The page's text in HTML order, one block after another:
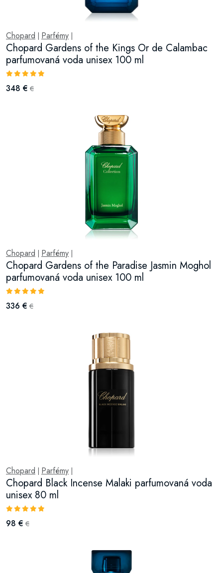
Chopard Parfémy
Chopard Gardens of the Kings Or de Calambac
parfumovaná voda unisex 100 ml
348 € €
Chopard Parfémy
Chopard Gardens of the Paradise Jasmin Moghol
parfumovaná voda unisex 100 ml
336 € €
Chopard Parfémy
Chopard Black Incense Malaki parfumovaná voda
unisex 80 ml
98 € €